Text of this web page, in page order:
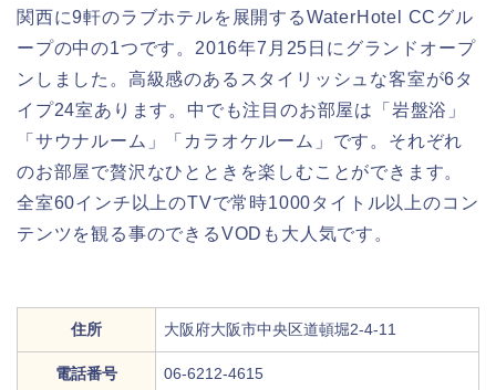
関西に9軒のラブホテルを展開するWaterHotel CCグル
ープの中の1つです。2016年7月25日にグランドオープ
ンしました。高級感のあるスタイリッシュな客室が6タ
イプ24室あります。中でも注目のお部屋は「岩盤浴」
「サウナルーム」「カラオケルーム」です。それぞれ
のお部屋で贅沢なひとときを楽しむことができます。
全室60インチ以上のTVで常時1000タイトル以上のコン
テンツを観る事のできるVODも大人気です。
住所 大阪府大阪市中央区道頓堀2-4-11
電話番号 06-6212-4615